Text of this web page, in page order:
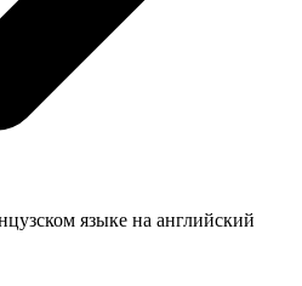
языке на английский